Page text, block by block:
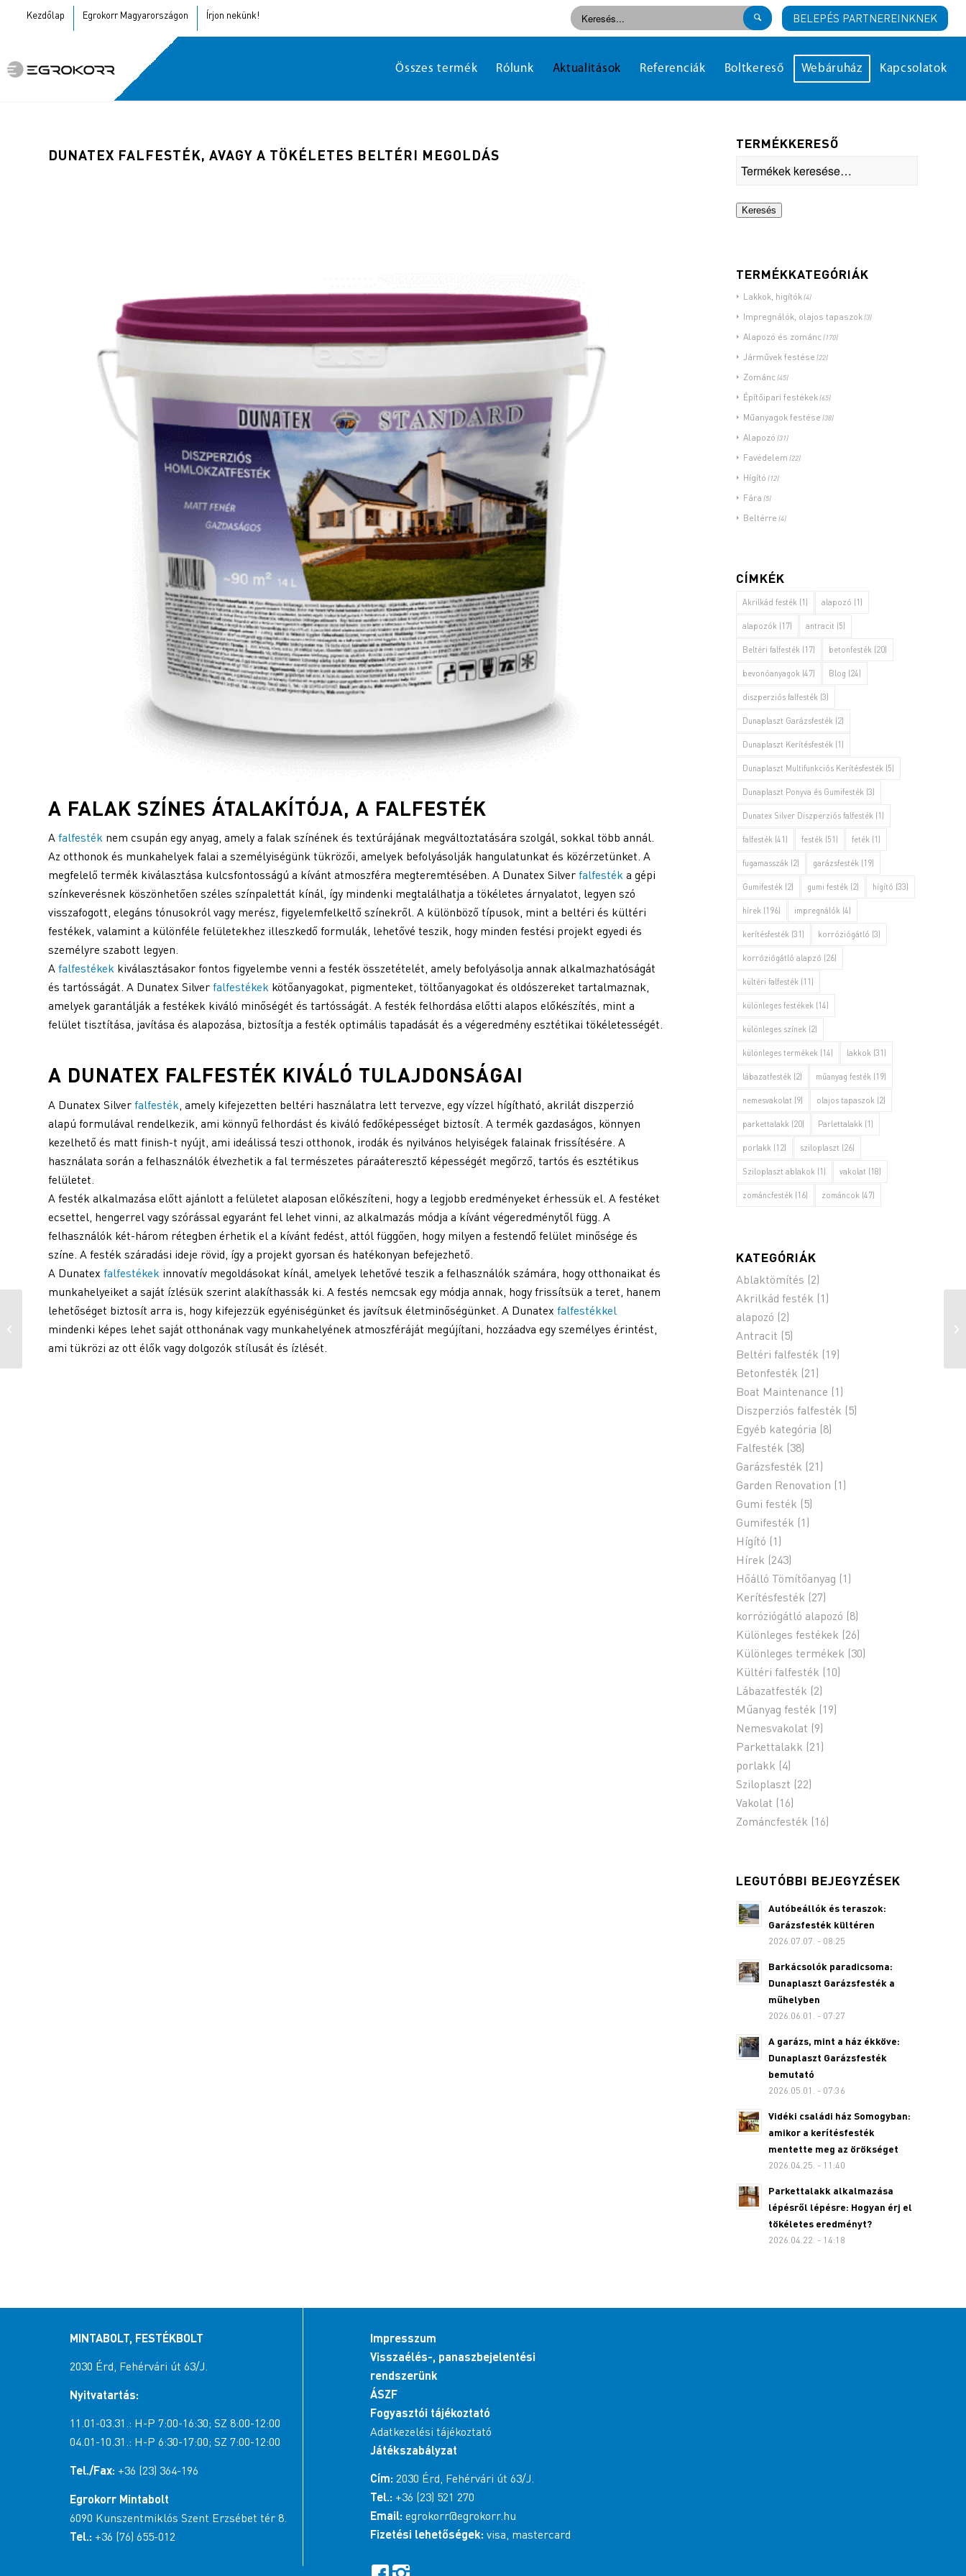
Kezdőlap Egrokorr Magyarországon Írjon nekünk! BELEPÉS PARTNEREINKNEK
Összes termék Rólunk Aktualitások Referenciák Boltkereső Webáruház Kapcsolatok
DUNATEX FALFESTÉK, AVAGY A TÖKÉLETES BELTÉRI MEGOLDÁS
A FALAK SZÍNES ÁTALAKÍTÓJA, A FALFESTÉK
A falfesték nem csupán egy anyag, amely a falak színének és textúrájának megváltoztatására szolgál, sokkal több annál.
Az otthonok és munkahelyek falai a személyiségünk tükrözői, amelyek befolyásolják hangulatunkat és közérzetünket. A
megfelelő termék kiválasztása kulcsfontosságú a kívánt atmoszféra megteremtésében. A Dunatex Silver falfesték a gépi
színkeverésnek köszönhetően széles színpalettát kínál, így mindenki megtalálhatja a tökéletes árnyalatot, legyen szó
visszafogott, elegáns tónusokról vagy merész, figyelemfelkeltő színekről. A különböző típusok, mint a beltéri és kültéri
festékek, valamint a különféle felületekhez illeszkedő formulák, lehetővé teszik, hogy minden festési projekt egyedi és
személyre szabott legyen.
A falfestékek kiválasztásakor fontos figyelembe venni a festék összetételét, amely befolyásolja annak alkalmazhatóságát
és tartósságát. A Dunatex Silver falfestékek kötőanyagokat, pigmenteket, töltőanyagokat és oldószereket tartalmaznak,
amelyek garantálják a festékek kiváló minőségét és tartósságát. A festék felhordása előtti alapos előkészítés, mint a
felület tisztítása, javítása és alapozása, biztosítja a festék optimális tapadását és a végeredmény esztétikai tökéletességét.
A DUNATEX FALFESTÉK KIVÁLÓ TULAJDONSÁGAI
A Dunatex Silver falfesték , amely kifejezetten beltéri használatra lett tervezve, egy vízzel hígítható, akrilát diszperzió
alapú formulával rendelkezik, ami könnyű felhordást és kiváló fedőképességet biztosít. A termék gazdaságos, könnyen
kezelhető és matt finish-t nyújt, ami ideálissá teszi otthonok, irodák és nyilvános helyiségek falainak frissítésére. A
használata során a felhasználók élvezhetik a fal természetes páraáteresztő képességét megőrző, tartós és esztétikus
felületet.
A festék alkalmazása előtt ajánlott a felületet alaposan előkészíteni, hogy a legjobb eredményeket érhessük el. A festéket
ecsettel, hengerrel vagy szórással egyaránt fel lehet vinni, az alkalmazás módja a kívánt végeredménytől függ. A
felhasználók két-három rétegben érhetik el a kívánt fedést, attól függően, hogy milyen a festendő felület minősége és
színe. A festék száradási ideje rövid, így a projekt gyorsan és hatékonyan befejezhető.
A Dunatex falfestékek innovatív megoldásokat kínál, amelyek lehetővé teszik a felhasználók számára, hogy otthonaikat és
munkahelyeiket a saját ízlésük szerint alakíthassák ki. A festés nemcsak egy módja annak, hogy frissítsük a teret, hanem
lehetőséget biztosít arra is, hogy kifejezzük egyéniségünket és javítsuk életminőségünket. A Dunatex falfestékkel
mindenki képes lehet saját otthonának vagy munkahelyének atmoszféráját megújítani, hozzáadva egy személyes érintést,
ami tükrözi az ott élők vagy dolgozók stílusát és ízlését.
TERMÉKKERESŐ
Keresés
TERMÉKKATEGÓRIÁK
Lakkok, higítók (4)
Impregnálók, olajos tapaszok (3)
Alapozó és zománc (170)
Járművek festése (22)
Zománc (45)
Építőipari festékek (65)
Műanyagok festése (38)
Alapozó (31)
Favédelem (22)
Hígító (12)
Fára (5)
Beltérre (4)
CÍMKÉK
Akrilkád festék (1) alapozó (1)
alapozók (17) antracit (5)
Beltéri falfesték (17) betonfesték (20)
bevonóanyagok (47) Blog (24)
diszperziós falfesték (3)
Dunaplaszt Garázsfesték (2)
Dunaplaszt Kerítésfesték (1)
Dunaplaszt Multifunkciós Kerítésfesték (5)
Dunaplaszt Ponyva és Gumifesték (3)
Dunatex Silver Diszperziós falfesték (1)
falfesték (41) festék (51) feték (1)
fugamasszák (2) garázsfesték (19)
Gumifesték (2) gumi festék (2) hígító (33)
hírek (196) impregnálók (4)
kerítésfesték (31) korróziógátló (3)
korróziógátló alapzó (26)
kültéri falfesték (11)
különleges festékek (14)
különleges színek (2)
különleges termékek (14) lakkok (31)
lábazatfesték (2) műanyag festék (19)
nemesvakolat (9) olajos tapaszok (2)
parkettalakk (20) Parlettalakk (1)
porlakk (12) sziloplaszt (26)
Sziloplaszt ablakok (1) vakolat (18)
zománcfesték (16) zománcok (47)
KATEGÓRIÁK
Ablaktömítés (2)
Akrilkád festék (1)
alapozó (2)
Antracit (5)
Beltéri falfesték (19)
Betonfesték (21)
Boat Maintenance (1)
Diszperziós falfesték (5)
Egyéb kategória (8)
Falfesték (38)
Garázsfesték (21)
Garden Renovation (1)
Gumi festék (5)
Gumifesték (1)
Hígító (1)
Hírek (243)
Hőálló Tömítőanyag (1)
Kerítésfesték (27)
korróziógátló alapozó (8)
Különleges festékek (26)
Különleges termékek (30)
Kültéri falfesték (10)
Lábazatfesték (2)
Műanyag festék (19)
Nemesvakolat (9)
Parkettalakk (21)
porlakk (4)
Sziloplaszt (22)
Vakolat (16)
Zománcfesték (16)
LEGUTÓBBI BEJEGYZÉSEK
Autóbeállók és teraszok:
Garázsfesték kültéren
2026.07.07. - 08:25
Barkácsolók paradicsoma:
Dunaplaszt Garázsfesték a
műhelyben
2026.06.01. - 07:27
A garázs, mint a ház ékköve:
Dunaplaszt Garázsfesték
bemutató
2026.05.01. - 07:36
Vidéki családi ház Somogyban:
amikor a kerítésfesték
mentette meg az örökséget
2026.04.25. - 11:40
Parkettalakk alkalmazása
lépésről lépésre: Hogyan érj el
tökéletes eredményt?
2026.04.22. - 14:18
MINTABOLT, FESTÉKBOLT
2030 Érd, Fehérvári út 63/J.
Nyitvatartás:
11.01-03.31.: H-P 7:00-16:30; SZ 8:00-12:00
04.01-10.31.: H-P 6:30-17:00; SZ 7:00-12:00
Tel./Fax: +36 (23) 364-196
Egrokorr Mintabolt
6090 Kunszentmiklós Szent Erzsébet tér 8.
Tel.: +36 (76) 655-012
Impresszum
Visszaélés-, panaszbejelentési
rendszerünk
ÁSZF
Fogyasztói tájékoztató
Adatkezelési tájékoztató
Játékszabályzat
Cím: 2030 Érd, Fehérvári út 63/J.
Tel.: +36 (23) 521 270
Email: egrokorr@egrokorr.hu
Fizetési lehetőségek: visa, mastercard
Betonfesték teraszra,
tervei a tökéletes kerti